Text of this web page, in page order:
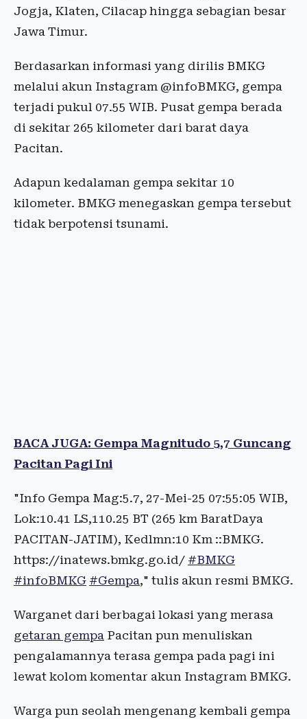
Jogja, Klaten, Cilacap hingga sebagian besar
Jawa Timur.
Berdasarkan informasi yang dirilis BMKG
melalui akun Instagram @infoBMKG, gempa
terjadi pukul 07.55 WIB. Pusat gempa berada
di sekitar 265 kilometer dari barat daya
Pacitan.
Adapun kedalaman gempa sekitar 10
kilometer. BMKG menegaskan gempa tersebut
tidak berpotensi tsunami.
BACA JUGA: Gempa Magnitudo 5,7 Guncang
Pacitan Pagi Ini
"Info Gempa Mag:5.7, 27-Mei-25 07:55:05 WIB,
Lok:10.41 LS,110.25 BT (265 km BaratDaya
PACITAN-JATIM), Kedlmn:10 Km ::BMKG.
https://inatews.bmkg.go.id/ #BMKG
#infoBMKG #Gempa," tulis akun resmi BMKG.
Warganet dari berbagai lokasi yang merasa
getaran gempa Pacitan pun menuliskan
pengalamannya terasa gempa pada pagi ini
lewat kolom komentar akun Instagram BMKG.
Warga pun seolah mengenang kembali gempa